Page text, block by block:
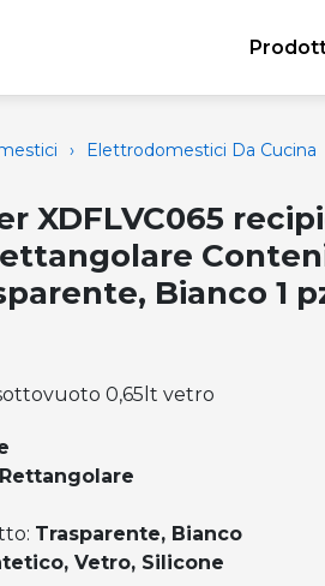
› Elettrodomestici Da Cucina
XDFLVC065
Bianco 1
0,65lt vetro
Rettangolare
Trasparente, Bianco
Vetro, Silicone